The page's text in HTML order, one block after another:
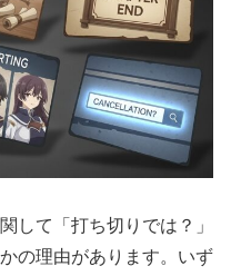
して「打ち切りでは？」
の理由があります。いず